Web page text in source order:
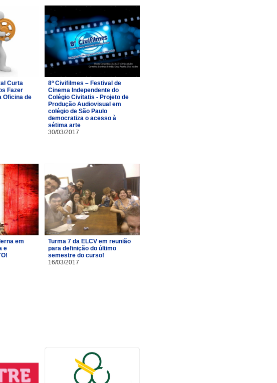
Curta
Fazer
Oficina de
8º Civifilmes – Festival de
Cinema Independente do
Colégio Civitatis - Projeto de
Produção Audiovisual em
colégio de São Paulo
democratiza o acesso à
sétima arte
30/03/2017
em
e
Turma 7 da ELCV em reunião
para definição do último
semestre do curso!
16/03/2017